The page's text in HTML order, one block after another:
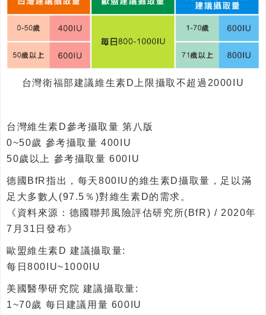
台灣衛福部建議維生素D上限攝取不超過2000IU
台灣維生素D參考攝取量 第八版
0~50歲 參考攝取量 400IU
50歲以上 參考攝取量 600IU
德國BfR指出，每天800IU的維生素D攝取量，足以滿
足大多數人(97.5％)對維生素D的需求。
《資料來源：德國聯邦風險評估研究所(BfR) / 2020年
7月31日發布》
歐盟維生素D 建議攝取量:
每日800IU~1000IU
美國醫學研究院 建議攝取量:
1~70歲 每日建議用量 600IU